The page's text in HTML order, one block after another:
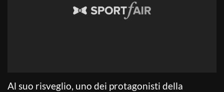
Al suo risveglio, uno dei protagonisti della